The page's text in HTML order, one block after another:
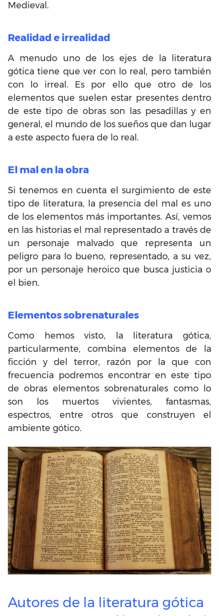
Medieval.
Realidad e irrealidad
A menudo uno de los ejes de la literatura
gótica tiene que ver con lo real, pero también
con lo irreal. Es por ello que otro de los
elementos que suelen estar presentes dentro
de este tipo de obras son las pesadillas y en
general, el mundo de los sueños que dan lugar
a este aspecto fuera de lo real.
El mal en la obra
Si tenemos en cuenta el surgimiento de este
tipo de literatura, la presencia del mal es uno
de los elementos más importantes. Así, vemos
en las historias el mal representado a través de
un personaje malvado que representa un
peligro para lo bueno, representado, a su vez,
por un personaje heroico que busca justicia o
el bien.
Elementos sobrenaturales
Como hemos visto, la literatura gótica,
particularmente, combina elementos de la
ficción y del terror, razón por la que con
frecuencia podremos encontrar en este tipo
de obras elementos sobrenaturales como lo
son los muertos vivientes, fantasmas,
espectros, entre otros que construyen el
ambiente gótico.
Autores de la literatura gótica